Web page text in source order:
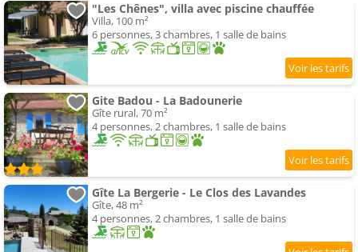
"Les Chênes", villa avec piscine chauffée
Villa, 100 m²
6 personnes, 3 chambres, 1 salle de bains
Gite Badou - La Badounerie
Gîte rural, 70 m²
4 personnes, 2 chambres, 1 salle de bains
Gîte La Bergerie - Le Clos des Lavandes
Gîte, 48 m²
4 personnes, 2 chambres, 1 salle de bains